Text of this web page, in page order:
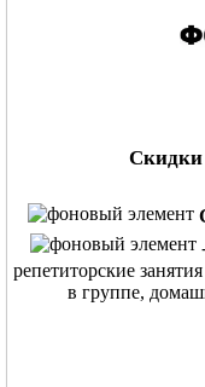
Cкидки
репетиторские
в группе,